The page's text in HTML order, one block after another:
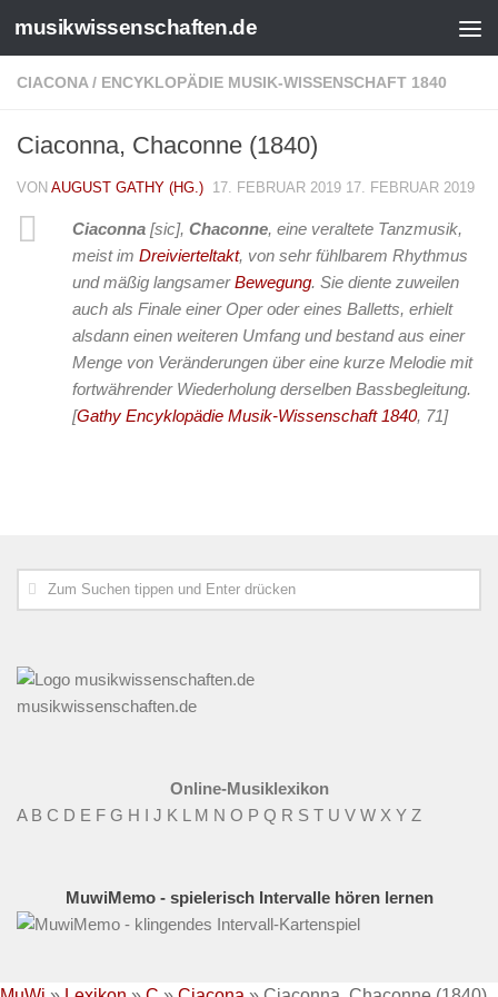
musikwissenschaften.de
CIACONA / ENCYKLOPÄDIE MUSIK-WISSENSCHAFT 1840
Ciaconna, Chaconne (1840)
VON AUGUST GATHY (HG.) 17. FEBRUAR 2019 17. FEBRUAR 2019
Ciaconna [sic], Chaconne, eine veraltete Tanzmusik,
meist im Dreivierteltakt, von sehr fühlbarem Rhythmus
und mäßig langsamerBewegung. Sie diente zuweilen
auch als Finale einer Oper oder eines Balletts, erhielt
alsdann einen weiteren Umfang und bestand aus einer
Menge von Veränderungen über eine kurze Melodie mit
fortwährender Wiederholung derselben Bassbegleitung.
[Gathy Encyklopädie Musik-Wissenschaft 1840, 71]
musikwissenschaften.de
Online-Musiklexikon
A B C D E F G H I J K L M N O P Q R S T U V W X Y Z
MuwiMemo - spielerisch Intervalle hören lernen